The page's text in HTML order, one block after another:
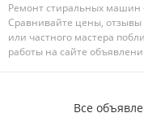
Ремонт стиральных машин
Сравнивайте цены,
или частного мастера
работы на сайте
Все